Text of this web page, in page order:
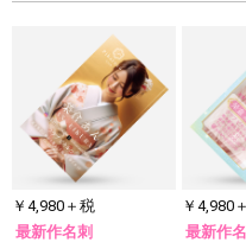
￥4,980＋税
最新作名刺
￥4,980
最新作